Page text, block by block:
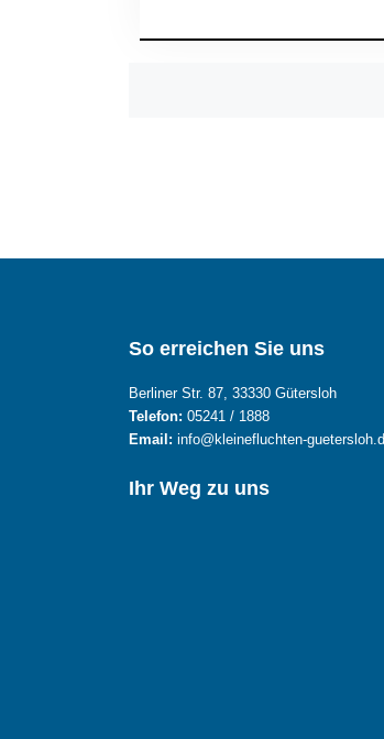
So erreichen Sie uns
Berliner Str. 87, 33330 Gütersloh
Telefon: 05241 / 1888
Email: info@kleinefluchten-
Ihr Weg zu uns